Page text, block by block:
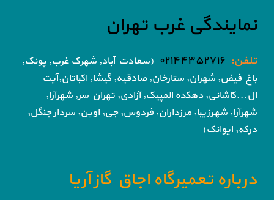
نمایندگی غرب تهران
تلفن: ۰۲۱۴۴۳۵۲۷۱۶ (سعادت آباد, شهرک غرب, پونک,
باغ فیض, شهران, ستارخان, صادقیه, گیشا, اکباتان,آیت
ال...کاشانی, دهکده المپیک, آزادی, تهران سر, شهرآرا,
شهرآرا, شهرزیبا, مرزداران, فردوس, جی, اوین, سردار جنگل,
درکه, ایوانک)
درباره تعمیرگاه اجاق گاز آریا